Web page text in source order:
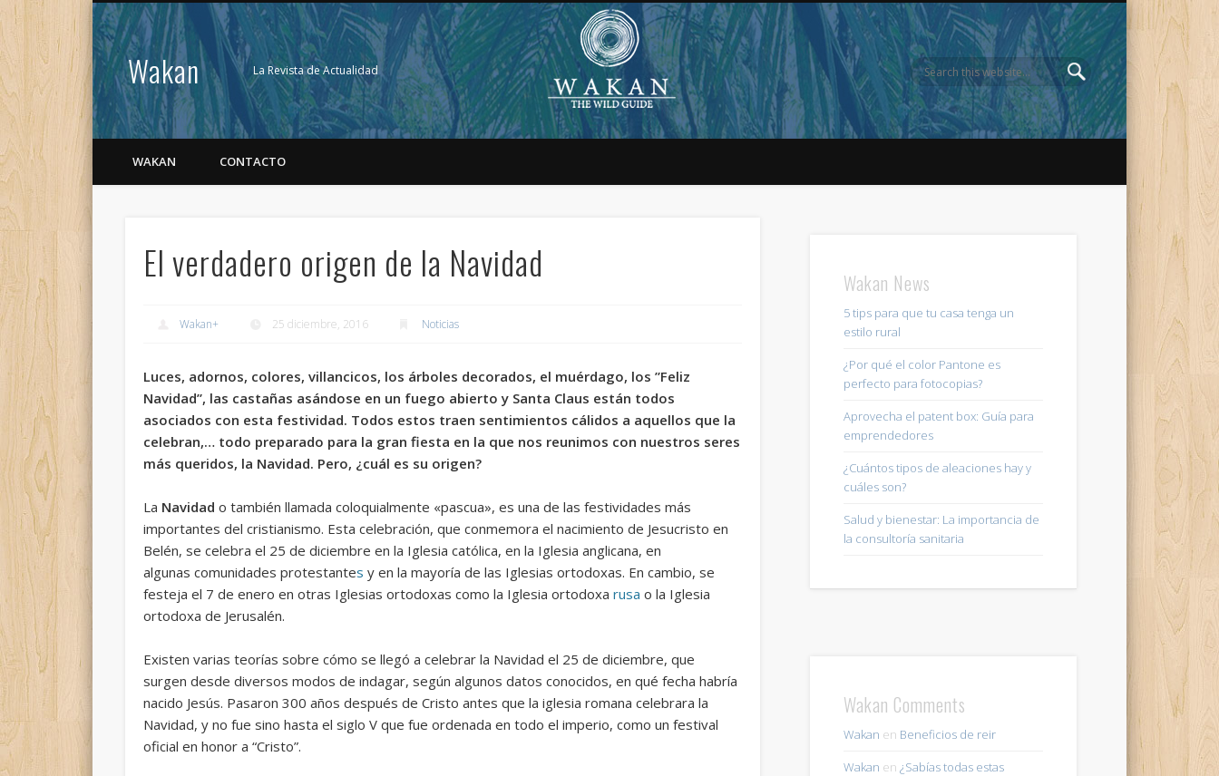
Wakan La Revista de Actualidad
WAKAN CONTACTO
El verdadero origen de la Navidad
Wakan+ 25 diciembre, 2016 Noticias
Luces, adornos, colores, villancicos, los árboles decorados, el muérdago, los ”Feliz
Navidad”, las castañas asándose en un fuego abierto y Santa Claus están todos
asociados con esta festividad. Todos estos traen sentimientos cálidos a aquellos que la
celebran,… todo preparado para la gran fiesta en la que nos reunimos con nuestros seres
más queridos, la Navidad. Pero, ¿cuál es su origen?
La Navidad o también llamada coloquialmente «pascua», es una de las festividades más
importantes delcristianismo. Esta celebración, que conmemora el nacimiento de Jesucristo en
Belén, se celebra el 25 de diciembre en la Iglesia católica, en la Iglesia anglicana, en
algunascomunidades protestantes y en la mayoría de las Iglesias ortodoxas. En cambio, se
festeja el 7 de enero en otras Iglesias ortodoxas como la Iglesia ortodoxa rusa o la Iglesia
ortodoxa de Jerusalén.
Existen varias teorías sobre cómo se llegó a celebrar la Navidad el 25 de diciembre, que
surgen desde diversos modos de indagar, según algunos datos conocidos, en qué fecha habría
nacido Jesús. Pasaron 300 años después de Cristo antes que la iglesia romana celebrara la
Navidad, y no fue sino hasta el siglo V que fue ordenada en todo el imperio, como un festival
oficial en honor a “Cristo”.
Wakan News
5 tips para que tu casa tenga un
estilo rural
¿Por qué el color Pantone es
perfecto para fotocopias?
Aprovecha el patent box: Guía para
emprendedores
¿Cuántos tipos de aleaciones hay y
cuáles son?
Salud y bienestar: La importancia de
la consultoría sanitaria
Wakan Comments
Wakan en Beneficios de reir
Wakan en ¿Sabías todas estas